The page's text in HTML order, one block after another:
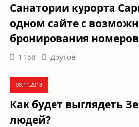
Санатории курорта
одном сайте с
бронирования номеров
1168 Другое
08.11.2018
Как будет выглядеть
людей?